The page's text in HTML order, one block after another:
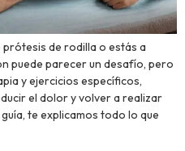
prótesis de rodilla o estás a
puede parecer un desafío, pero
y ejercicios específicos,
el dolor y volver a realizar
te explicamos todo lo que